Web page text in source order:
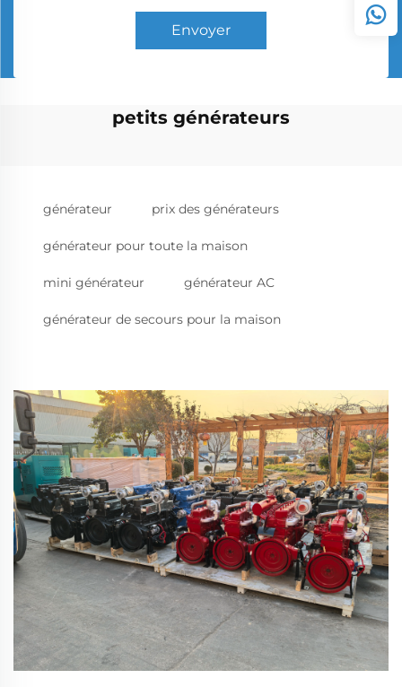
Envoyer
petits générateurs
générateur prix des générateurs
générateur pour toute la maison
mini générateur générateur AC
générateur de secours pour la maison